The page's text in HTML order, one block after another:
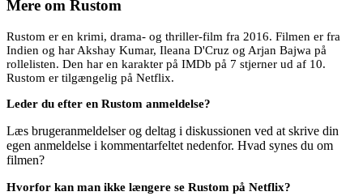
Mere om Rustom
Rustom er en krimi, drama- og thriller-film fra 2016. Filmen er fra
Indien og har Akshay Kumar, Ileana D'Cruz og Arjan Bajwa på
rollelisten. Den har en karakter på IMDb på 7 stjerner ud af 10.
Rustom er tilgængelig på Netflix.
Leder du efter en Rustom anmeldelse?
Læs brugeranmeldelser og deltag i diskussionen ved at skrive din
egen anmeldelse i kommentarfeltet nedenfor. Hvad synes du om
filmen?
Hvorfor kan man ikke længere se Rustom på Netflix?